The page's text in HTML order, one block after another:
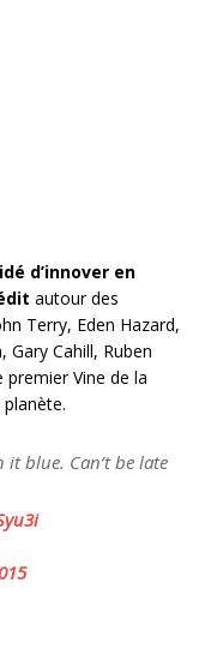
d’innover en
autour des
Terry, Eden Hazard,
Gary Cahill, Ruben
Vine de la
blue. Can’t be late